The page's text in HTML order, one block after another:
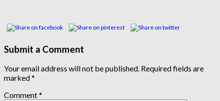
Submit a Comment
Your email address will not be published. Required fields are
marked*
Comment*